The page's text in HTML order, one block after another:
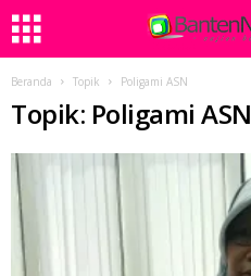
Beranda Topik Poligami ASN
Topik: Poligami ASN